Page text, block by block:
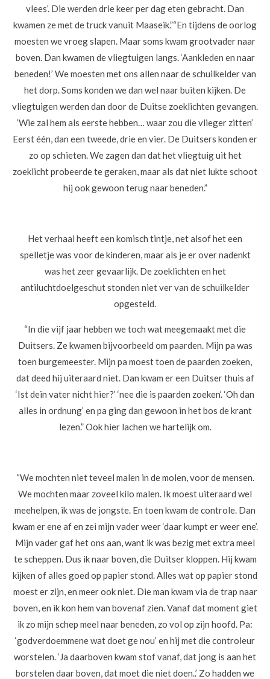
vlees’. Die werden drie keer per dag eten gebracht. Dan
kwamen ze met de truck vanuit Maaseik.”“En tijdens de oorlog
moesten we vroeg slapen. Maar soms kwam grootvader naar
boven. Dan kwamen de vliegtuigen langs. ‘Aankleden en naar
beneden!’ We moesten met ons allen naar de schuilkelder van
het dorp. Soms konden we dan wel naar buiten kijken. De
vliegtuigen werden dan door de Duitse zoeklichten gevangen.
‘Wie zal hem als eerste hebben… waar zou die vlieger zitten’
Eerst één, dan een tweede, drie en vier. De Duitsers konden er
zo op schieten. We zagen dan dat het vliegtuig uit het
zoeklicht probeerde te geraken, maar als dat niet lukte schoot
hij ook gewoon terug naar beneden.”
Het verhaal heeft een komisch tintje, net alsof het een
spelletje was voor de kinderen, maar als je er over nadenkt
was het zeer gevaarlijk. De zoeklichten en het
antiluchtdoelgeschut stonden niet ver van de schuilkelder
opgesteld.
“In die vijf jaar hebben we toch wat meegemaakt met die
Duitsers. Ze kwamen bijvoorbeeld om paarden. Mijn pa was
toen burgemeester. Mijn pa moest toen de paarden zoeken,
dat deed hij uiteraard niet. Dan kwam er een Duitser thuis af
‘Ist dein vater nicht hier?’ ‘nee die is paarden zoeken’. ‘Oh dan
alles in ordnung’ en pa ging dan gewoon in het bos de krant
lezen.”Ook hier lachen we hartelijk om.
“We mochten niet teveel malen in de molen, voor de mensen.
We mochten maar zoveel kilo malen. Ik moest uiteraard wel
meehelpen, ik was de jongste. En toen kwam de controle. Dan
kwam er ene af en zei mijn vader weer ‘daar kumpt er weer ene’.
Mijn vader gaf het ons aan, want ik was bezig met extra meel
te scheppen. Dus ik naar boven, die Duitser kloppen. Hij kwam
kijken of alles goed op papier stond. Alles wat op papier stond
moest er zijn, en meer ook niet. Die man kwam via de trap naar
boven, en ik kon hem van bovenaf zien. Vanaf dat moment giet
ik zo mijn schep meel naar beneden, zo vol op zijn hoofd. Pa:
‘godverdoemmene wat doet ge nou’ en hij met die controleur
worstelen. ‘Ja daarboven kwam stof vanaf, dat jong is aan het
borstelen daar boven, dat moet die niet doen..’ Zo hadden we